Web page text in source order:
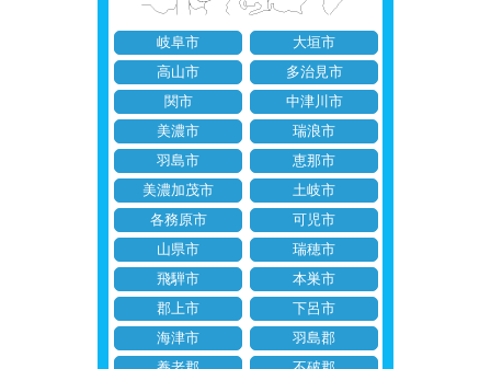
岐阜市
大垣市
高山市
多治見市
関市
中津川市
美濃市
瑞浪市
羽島市
恵那市
美濃加茂市
土岐市
各務原市
可児市
山県市
瑞穂市
飛騨市
本巣市
郡上市
下呂市
海津市
羽島郡